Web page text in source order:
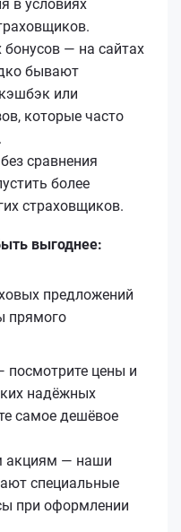
в условиях
бонусов — на сайтах
бывают
или
которые часто
сравнения
более
страховщиков.
выгоднее:
предложений
прямого
посмотрите цены и
надёжных
самое дешёвое
акциям — наши
специальные
при оформлении